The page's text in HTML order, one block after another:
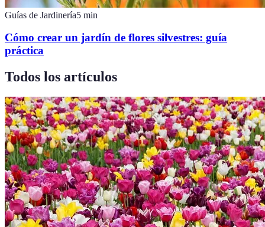
Guías de Jardinería5 min
Cómo crear un jardín de flores silvestres: guía
práctica
Todos los artículos